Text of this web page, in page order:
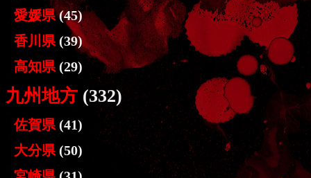
愛媛県(45)
香川県 (39)
高知県 (29)
九州地方 (332)
佐賀県 (41)
大分県 (50)